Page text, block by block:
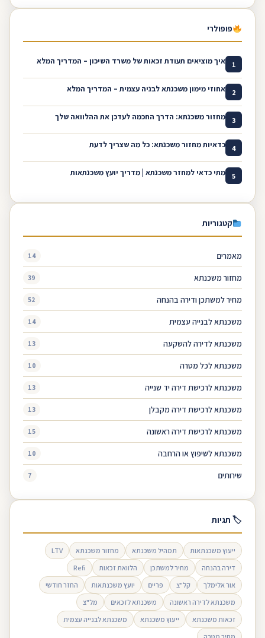
פופולרי
1 איך מוציאים תעודת זכאות של משרד השיכון – המדריך המלא
2 אחוזי מימון משכנתא לבניה עצמית – המדריך המלא
3 מחזור משכנתא: הדרך החכמה לעדכן את ההלוואה שלך
4 כדאיות מחזור משכנתא: כל מה שצריך לדעת
5 מתי כדאי למחזר משכנתא | מדריך יועץ משכנתאות
קטגוריות
מאמרים 14
מחזור משכנתא 39
מחיר למשתכן ודירה בהנחה 52
משכנתא לבנייה עצמית 14
משכנתא לדירה להשקעה 13
משכנתא לכל מטרה 10
משכנתא לרכישת דירה יד שנייה 13
משכנתא לרכישת דירה מקבלן 13
משכנתא לרכישת דירה ראשונה 15
משכנתא לשיפוץ או הרחבה 10
שירותים 7
🏷 תגיות
ייעוץ משכנתאות תמהיל משכנתא מחזור משכנתא
LTV
דירה בהנחה
מחיר למשתכן הלוואת זכאות
Refi
אור אלימלך
קל"צ פריים יועץ משכנתאות
החזר חודשי
משכנתא לדירה ראשונה
משכנתא לזכאים
מל"צ
זכאות משכנתא
ייעוץ משכנתא
משכנתא לבנייה עצמית